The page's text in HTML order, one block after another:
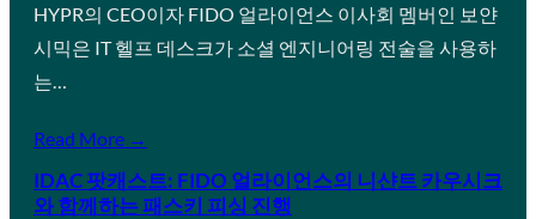
HYPR의 CEO이자 FIDO 얼라이언스 이사회 멤버인 보얀
시믹은 IT 헬프 데스크가 소셜 엔지니어링 전술을 사용하
는…
Read More →
IDAC 팟캐스트: FIDO 얼라이언스의 니샨트 카우시크
와 함께하는 패스키 피싱 진행